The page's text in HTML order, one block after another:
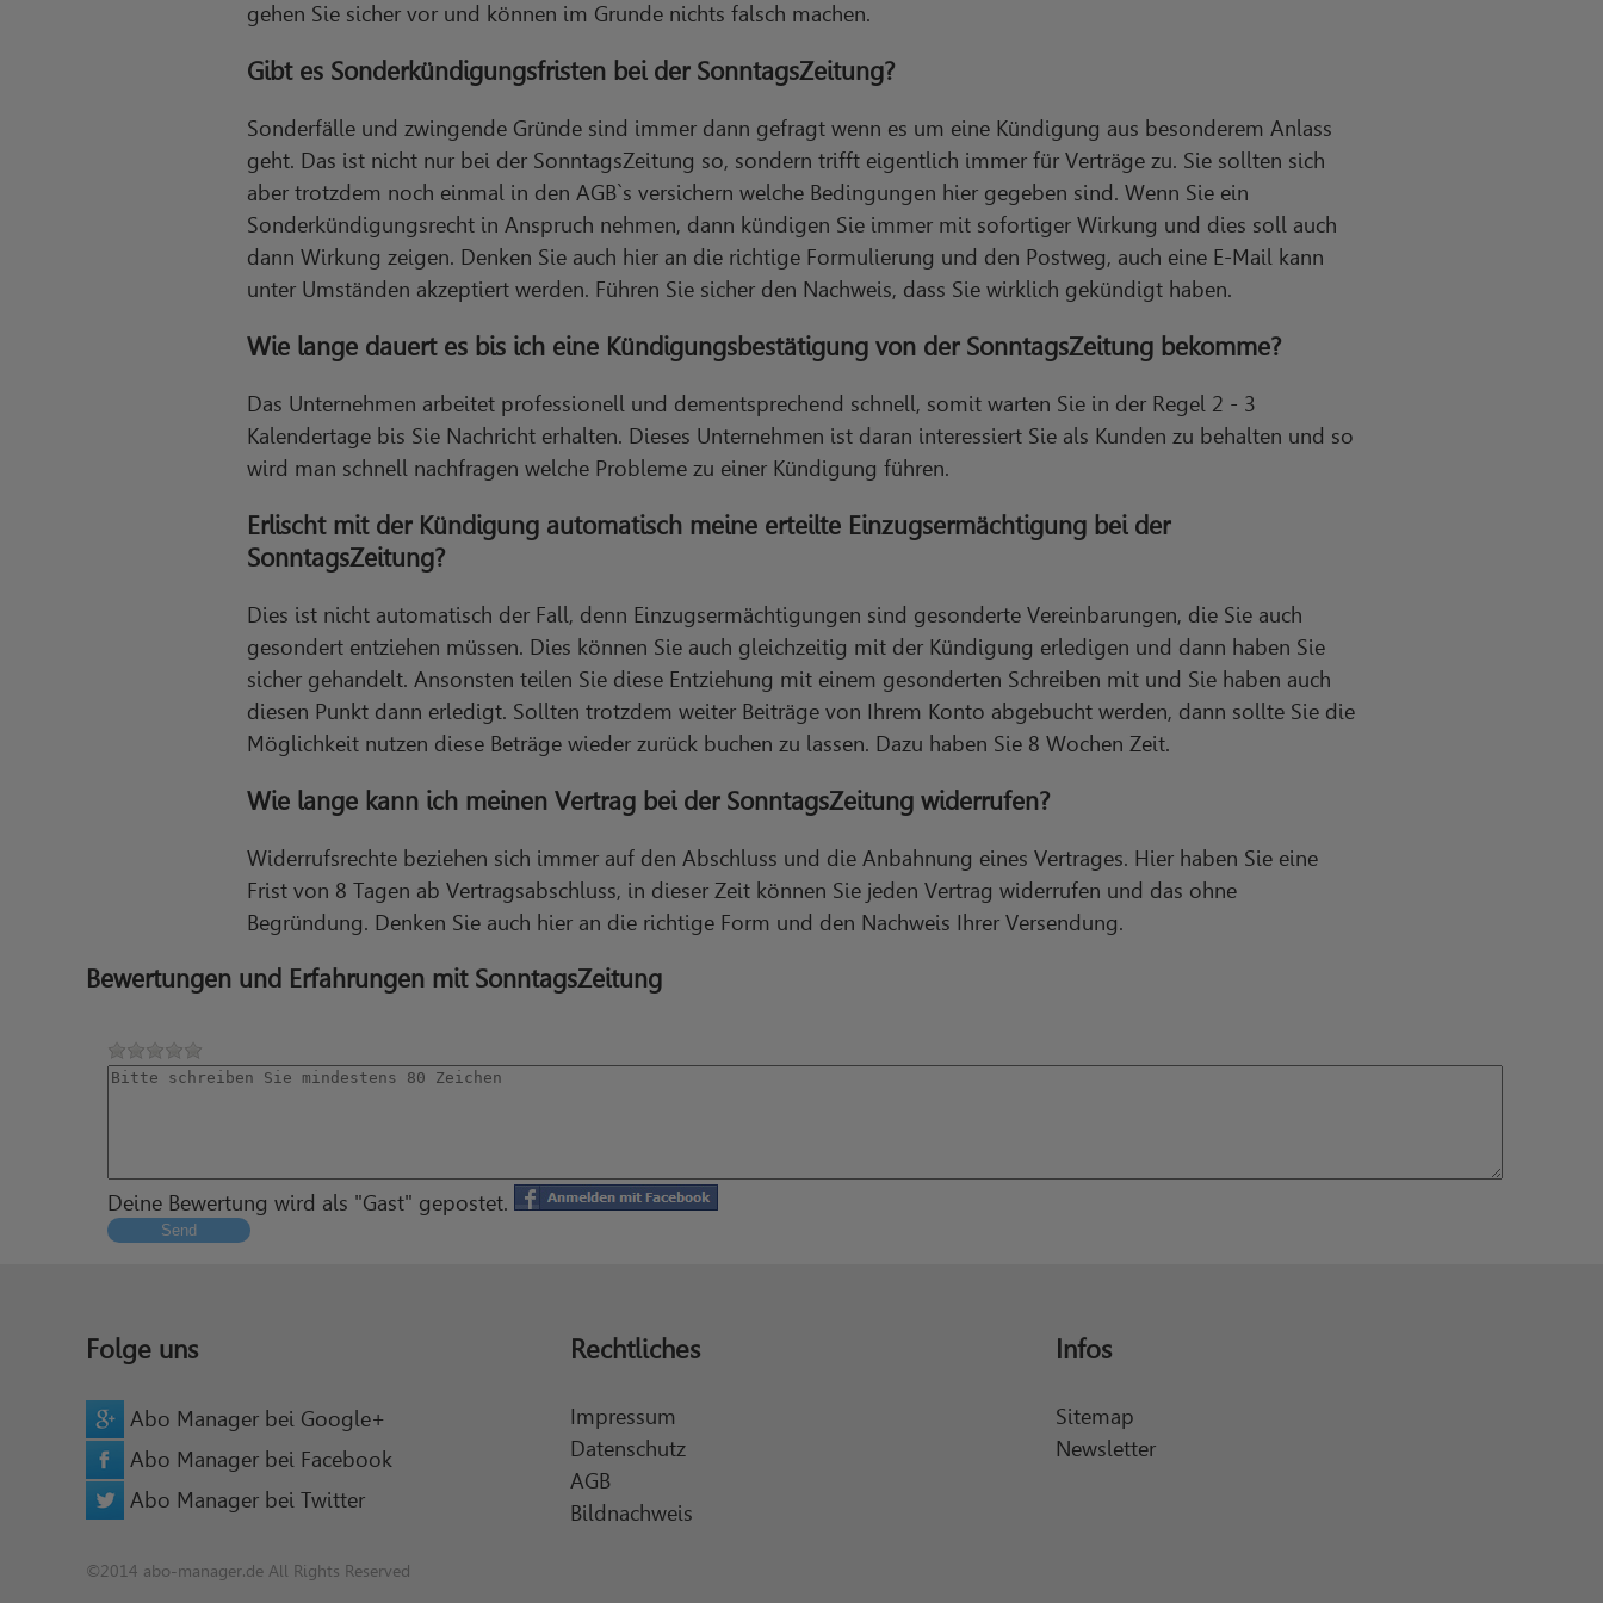
gehen Sie sicher vor und können im Grunde nichts falsch machen.
Gibt es Sonderkündigungsfristen bei der SonntagsZeitung?
Sonderfälle und zwingende Gründe sind immer dann gefragt wenn es um eine Kündigung aus besonderem Anlass
geht. Das ist nicht nur bei der SonntagsZeitung so, sondern trifft eigentlich immer für Verträge zu. Sie sollten sich
aber trotzdem noch einmal in den AGB`s versichern welche Bedingungen hier gegeben sind. Wenn Sie ein
Sonderkündigungsrecht in Anspruch nehmen, dann kündigen Sie immer mit sofortiger Wirkung und dies soll auch
dann Wirkung zeigen. Denken Sie auch hier an die richtige Formulierung und den Postweg, auch eine E-Mail kann
unter Umständen akzeptiert werden. Führen Sie sicher den Nachweis, dass Sie wirklich gekündigt haben.
Wie lange dauert es bis ich eine Kündigungsbestätigung von der SonntagsZeitung bekomme?
Das Unternehmen arbeitet professionell und dementsprechend schnell, somit warten Sie in der Regel 2 - 3
Kalendertage bis Sie Nachricht erhalten. Dieses Unternehmen ist daran interessiert Sie als Kunden zu behalten und so
wird man schnell nachfragen welche Probleme zu einer Kündigung führen.
Erlischt mit der Kündigung automatisch meine erteilte Einzugsermächtigung bei der
SonntagsZeitung?
Dies ist nicht automatisch der Fall, denn Einzugsermächtigungen sind gesonderte Vereinbarungen, die Sie auch
gesondert entziehen müssen. Dies können Sie auch gleichzeitig mit der Kündigung erledigen und dann haben Sie
sicher gehandelt. Ansonsten teilen Sie diese Entziehung mit einem gesonderten Schreiben mit und Sie haben auch
diesen Punkt dann erledigt. Sollten trotzdem weiter Beiträge von Ihrem Konto abgebucht werden, dann sollte Sie die
Möglichkeit nutzen diese Beträge wieder zurück buchen zu lassen. Dazu haben Sie 8 Wochen Zeit.
Wie lange kann ich meinen Vertrag bei der SonntagsZeitung widerrufen?
Widerrufsrechte beziehen sich immer auf den Abschluss und die Anbahnung eines Vertrages. Hier haben Sie eine
Frist von 8 Tagen ab Vertragsabschluss, in dieser Zeit können Sie jeden Vertrag widerrufen und das ohne
Begründung. Denken Sie auch hier an die richtige Form und den Nachweis Ihrer Versendung.
Bewertungen und Erfahrungen mit SonntagsZeitung
Deine Bewertung wird als "Gast" gepostet.
Send
Folge uns
Abo Manager bei Google+
Abo Manager bei Facebook
Abo Manager bei Twitter
Rechtliches
Impressum
Datenschutz
AGB
Bildnachweis
Infos
Sitemap
Newsletter
©2014 abo-manager.de All Rights Reserved